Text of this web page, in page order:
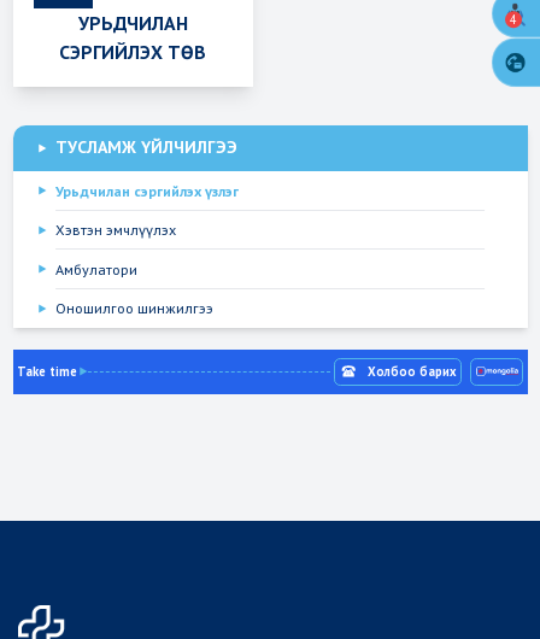
УРЬДЧИЛАН
СЭРГИЙЛЭХ ТӨВ
ТУСЛАМЖ ҮЙЛЧИЛГЭЭ
Урьдчилан сэргийлэх үзлэг
Хэвтэн эмчлүүлэх
Амбулатори
Оношилгоо шинжилгээ
Take time Холбоо барих
4